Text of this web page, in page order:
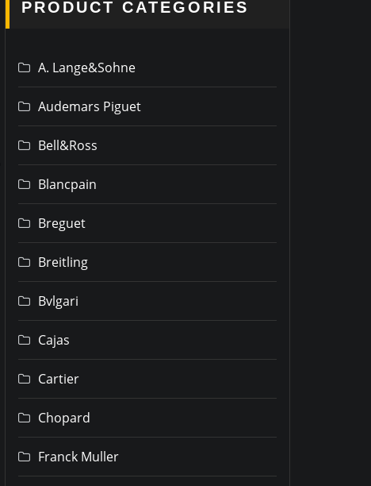
PRODUCT CATEGORIES
A. Lange&Sohne
Audemars Piguet
Bell&Ross
Blancpain
Breguet
Breitling
Bvlgari
Cajas
Cartier
Chopard
Franck Muller